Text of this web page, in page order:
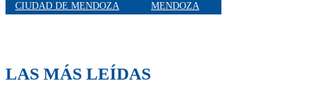
CIUDAD DE MENDOZA
MENDOZA
LAS MÁS LEÍDAS